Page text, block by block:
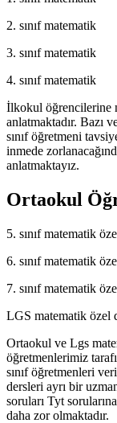
2. sınıf matematik
3. sınıf matematik
4. sınıf matematik
İlkokul öğrencilerine
anlatmaktadır. Bazı
sınıf öğretmeni
inmede
anlatmaktayız.
Ortaokul
5. sınıf matematik
6. sınıf matematik
7. sınıf matematik
LGS matematik özel
Ortaokul ve Lgs
öğretmenlerimiz
sınıf öğretmenleri
dersleri ayrı bir
soruları Tyt
daha zor olmaktadır.